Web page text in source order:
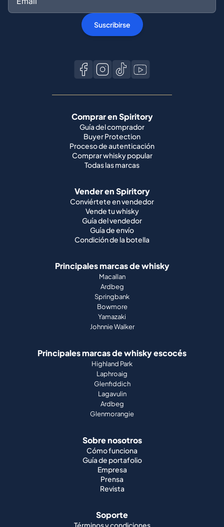
Suscribirse
Comprar en Spiritory
Guía del comprador
Buyer Protection
Proceso de autenticación
Comprar whisky popular
Todas las marcas
Vender en Spiritory
Conviértete en vendedor
Vende tu whisky
Guía del vendedor
Guía de envío
Condición de la botella
Principales marcas de whisky
Macallan
Ardbeg
Springbank
Bowmore
Yamazaki
Johnnie Walker
Principales marcas de whisky escocés
Highland Park
Laphroaig
Glenfiddich
Lagavulin
Ardbeg
Glenmorangie
Sobre nosotros
Cómo funciona
Guía de portafolio
Empresa
Prensa
Revista
Soporte
Términos y condiciones